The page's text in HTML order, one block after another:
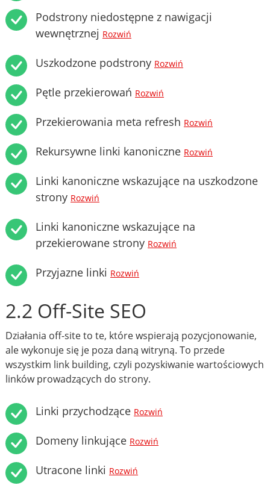
Podstrony niedostępne z nawigacji
wewnętrznej Rozwiń
Uszkodzone podstrony Rozwiń
Pętle przekierowań Rozwiń
Przekierowania meta refresh Rozwiń
Rekursywne linki kanoniczne Rozwiń
Linki kanoniczne wskazujące na uszkodzone
strony Rozwiń
Linki kanoniczne wskazujące na
przekierowane strony Rozwiń
Przyjazne linki Rozwiń
2.2 Off-Site SEO
Działania off-site to te, które wspierają pozycjonowanie,
ale wykonuje się je poza daną witryną. To przede
wszystkim link building, czyli pozyskiwanie wartościowych
linków prowadzących do strony.
Linki przychodzące Rozwiń
Domeny linkujące Rozwiń
Utracone linki Rozwiń